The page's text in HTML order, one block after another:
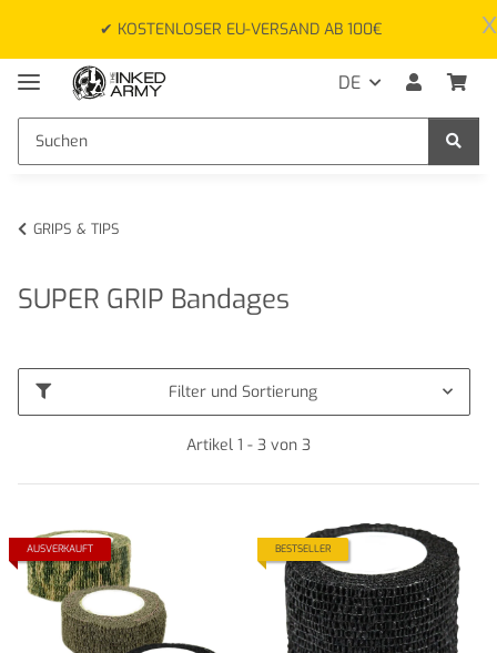
x
✔ KOSTENLOSER EU-VERSAND AB 100€
DE
GRIPS & TIPS
SUPER GRIP Bandages
Filter und Sortierung
Artikel 1 - 3 von 3
AUSVERKAUFT BESTSELLER